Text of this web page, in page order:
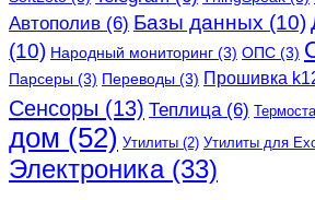
Автополив (6) Базы данных (10)
(10) Народный мониторинг (3) ОПС (3)
Парсеры (3) Переводы (3) Прошивка
Сенсоры (13) Теплица(6)
дом (52) Утилиты (2) Утилиты для
Электроника(33)